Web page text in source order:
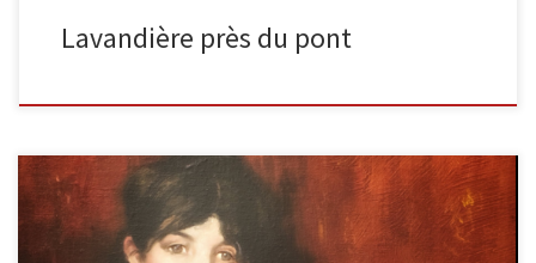
Lavandière près du pont